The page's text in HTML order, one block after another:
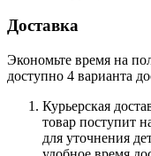
Доставка
Экономьте время на
доступно 4 варианта
Курьерская
товар поступит
для уточнения